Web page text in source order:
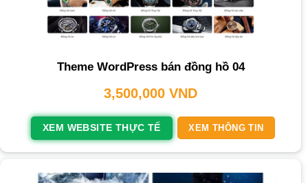
Theme WordPress bán đồng hồ 04
3,500,000 VND
XEM WEBSITE THỰC TẾ XEM THÔNG TIN